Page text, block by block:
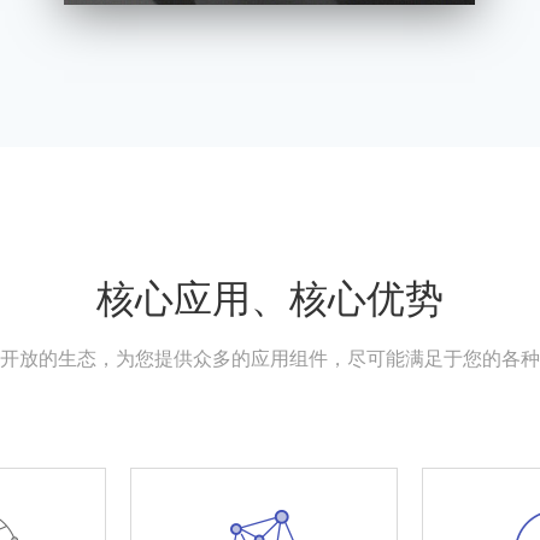
核心应用、核心优势
放的生态，为您提供众多的应用组件，尽可能满足于您的各